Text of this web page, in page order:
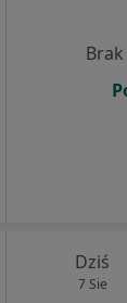
Dziś
7 Sie